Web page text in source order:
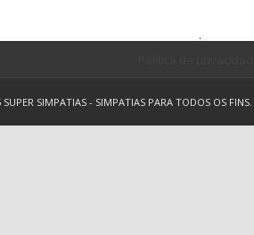
.
SUPER SIMPATIAS - SIMPATIAS PARA TODOS OS FINS.